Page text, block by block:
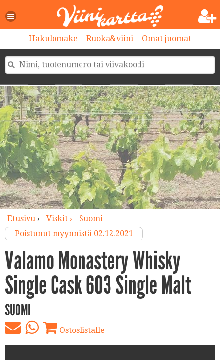
Hakulomake Ruoka&viini Omat juomat
Etusivu› Viskit ›
Suomi
Poistunut myynnistä 02.12.2021
Valamo Monastery Whisky
Single Cask 603 Single Malt
SUOMI
Ostoslistalle